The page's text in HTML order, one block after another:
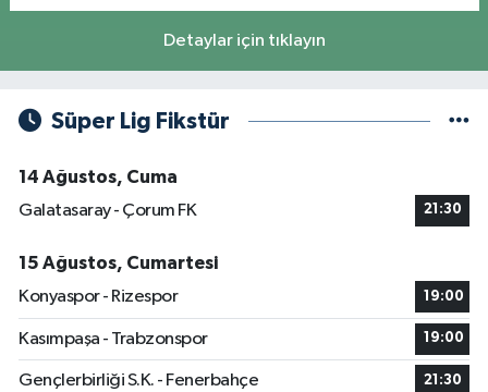
Detaylar için tıklayın
Süper Lig Fikstür
14 Ağustos, Cuma
Galatasaray - Çorum FK
21:30
15 Ağustos, Cumartesi
Konyaspor - Rizespor
19:00
Kasımpaşa - Trabzonspor 19:00
Gençlerbirliği S.K. - Fenerbahçe 21:30